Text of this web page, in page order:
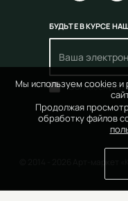
Мы используем cookies и
Продолжая
обработку файлов
БУДЬТЕ В КУРСЕ
Согласен(на)
© 2014 - 2026 Арт-маркет